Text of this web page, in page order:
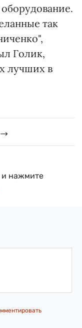
так
Голик,
лучших в
и нажмите